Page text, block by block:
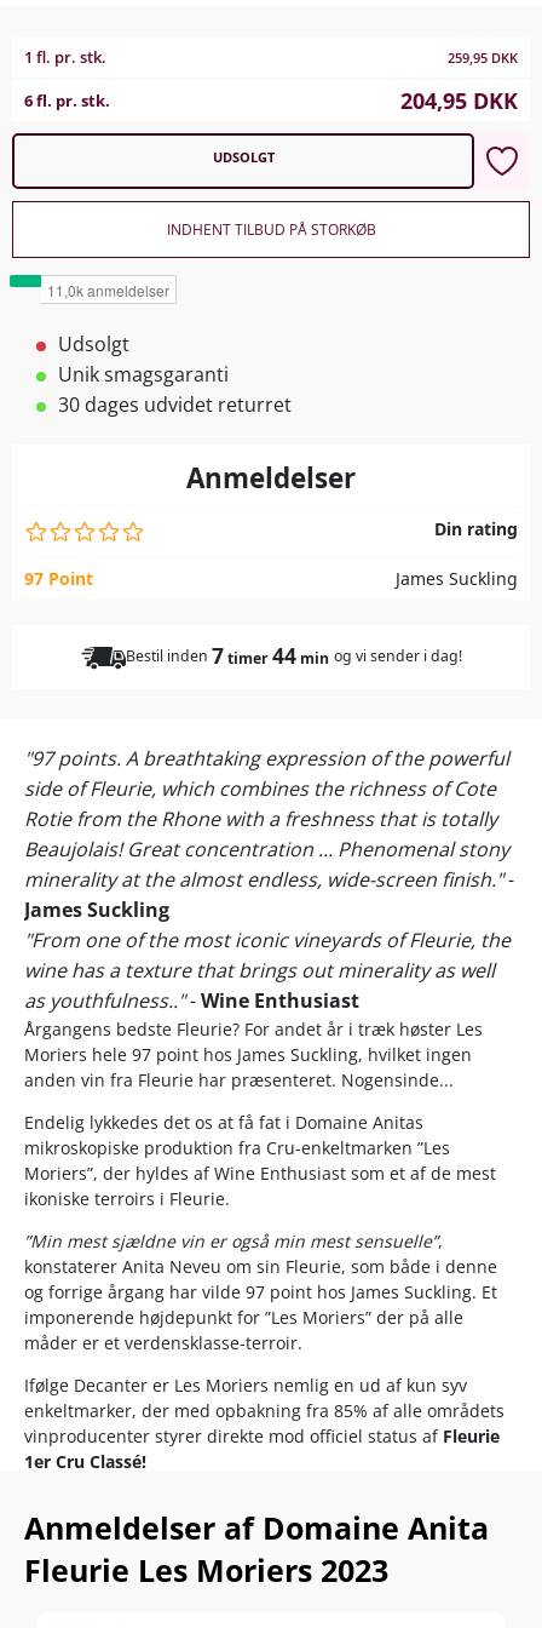
1 fl. pr. stk. 259,95 DKK
6 fl. pr. stk. 204,95 DKK
UDSOLGT
INDHENT TILBUD PÅ STORKØB
Udsolgt
Unik smagsgaranti
30 dages udvidet returret
Anmeldelser
Din rating
97 Point James Suckling
Bestil inden 7timer44 min og vi sender i dag!
"97 points. A breathtaking expression of the powerful
side of Fleurie, which combines the richness of Cote
Rotie from the Rhone with a freshness that is totally
Beaujolais! Great concentration ... Phenomenal stony
minerality at the almost endless, wide-screen finish."-
James Suckling
"From one of the most iconic vineyards of Fleurie, the
wine has a texture that brings out minerality as well
as youthfulness.."-Wine Enthusiast
Årgangens bedste Fleurie? For andet år i træk høster Les
Moriers hele 97 point hos James Suckling, hvilket ingen
anden vin fra Fleurie har præsenteret. Nogensinde...
Endelig lykkedes det os at få fat i Domaine Anitas
mikroskopiske produktion fra Cru-enkeltmarken ”Les
Moriers”, der hyldes af Wine Enthusiast som et af de mest
ikoniske terroirs i Fleurie.
”Min mest sjældne vin er også min mest sensuelle”,
konstaterer Anita Neveu om sin Fleurie, som både i denne
og forrige årgang har vilde 97 point hos James Suckling. Et
imponerende højdepunkt for ”Les Moriers” der på alle
måder er et verdensklasse-terroir.
Ifølge Decanter er Les Moriers nemlig en ud af kun syv
enkeltmarker, der med opbakning fra 85% af alle områdets
vinproducenter styrer direkte mod officiel status af Fleurie
1er Cru Classé!
guruen Guy Marion, der har mere end 50 vinhøste og årtier
som chefønolog hos Georges Duboeuf med i bagagen.
Anmeldelser af Domaine Anita
Fleurie Les Moriers 2023